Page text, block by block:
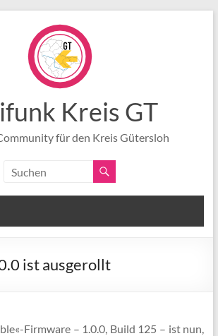
Kreis GT
für den Kreis Gütersloh
ist ausgerollt
Firmware – 1.0.0, Build 125 – ist nun,